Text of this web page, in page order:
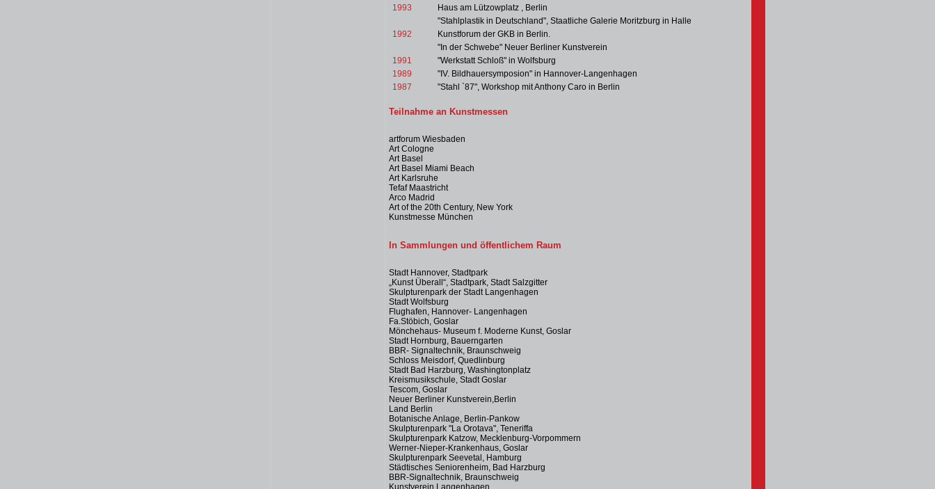
1993
Haus am Lützowplatz , Berlin
"Stahlplastik in Deutschland", Staatliche Galerie Moritzburg in Halle
1992
Kunstforum der GKB in Berlin.
"In der Schwebe" Neuer Berliner Kunstverein
1991
"Werkstatt Schloß" in Wolfsburg
1989
"IV. Bildhauersymposion" in Hannover-Langenhagen
1987
"Stahl `87", Workshop mit Anthony Caro in Berlin
Teilnahme an Kunstmessen
artforum Wiesbaden
Art Cologne
Art Basel
Art Basel Miami Beach
Art Karlsruhe
Tefaf Maastricht
Arco Madrid
Art of the 20th Century, New York
Kunstmesse München
In Sammlungen und öffentlichem Raum
Stadt Hannover, Stadtpark
„Kunst Überall“, Stadtpark, Stadt Salzgitter
Skulpturenpark der Stadt Langenhagen
Stadt Wolfsburg
Flughafen, Hannover- Langenhagen
Fa.Stöbich, Goslar
Mönchehaus- Museum f. Moderne Kunst, Goslar
Stadt Hornburg, Bauerngarten
BBR- Signaltechnik, Braunschweig
Schloss Meisdorf, Quedlinburg
Stadt Bad Harzburg, Washingtonplatz
Kreismusikschule, Stadt Goslar
Tescom, Goslar
Neuer Berliner Kunstverein,Berlin
Land Berlin
Botanische Anlage, Berlin-Pankow
Skulpturenpark "La Orotava", Teneriffa
Skulpturenpark Katzow, Mecklenburg-Vorpommern
Werner-Nieper-Krankenhaus, Goslar
Skulpturenpark Seevetal, Hamburg
Städtisches Seniorenheim, Bad Harzburg
BBR-Signaltechnik, Braunschweig
Kunstverein Langenhagen